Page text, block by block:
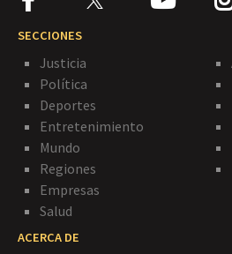
SECCIONES
Justicia
Política
Deportes
Entretenimiento
Mundo
Regiones
Empresas
Salud
ACERCA DE